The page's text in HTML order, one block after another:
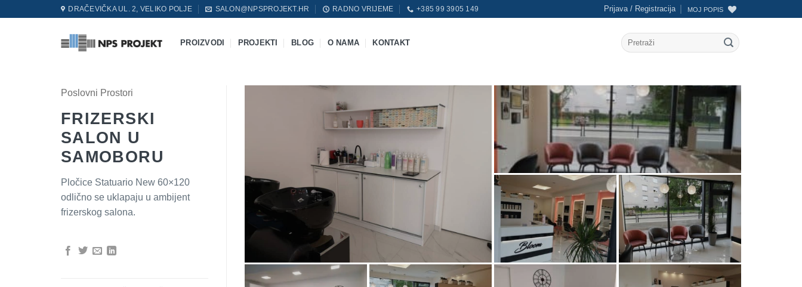
DRAČEVIČKA UL. 2, VELIKO POLJE SALON@NPSPROJEKT.HR RADNO VRIJEME +385 99 3905 149 Prijava / Registracija MOJ POPIS
PROIZVODI PROJEKTI BLOG O NAMA KONTAKT Pretraži:
Poslovni Prostori
FRIZERSKI
SALON U
SAMOBORU
Pločice Statuario New 60×120
odlično se uklapaju u ambijent
frizerskog salona.